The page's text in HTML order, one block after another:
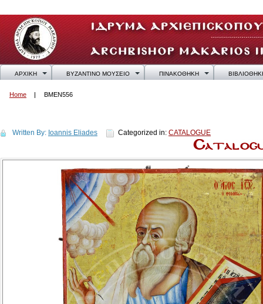
ΑΡΧΙΚΗ ΒΥΖΑΝΤΙΝΟ ΜΟΥΣΕΙΟ ΠΙΝΑΚΟΘΗΚΗ
Home BMEN556
Written By: Ioannis Eliades Categorized in: CATALOGUE